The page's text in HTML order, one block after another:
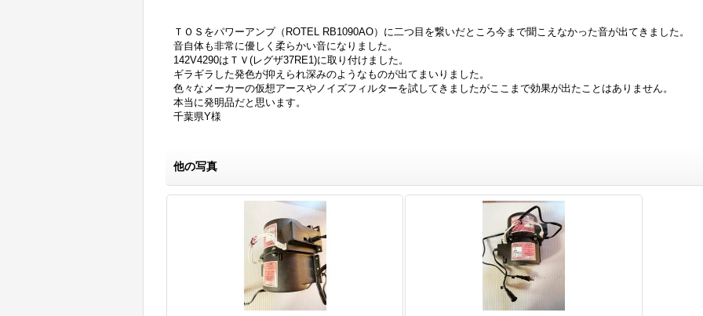
ＴＯＳをパワーアンプ（ROTEL RB1090AO）に二つ目を繋いだところ今まで聞こえなかった音が出てきました。
音自体も非常に優しく柔らかい音になりました。
142V4290はＴＶ(レグザ37RE1)に取り付けました。
ギラギラした発色が抑えられ深みのようなものが出てまいりました。
色々なメーカーの仮想アースやノイズフィルターを試してきましたがここまで効果が出たことはありません。
本当に発明品だと思います。
千葉県Y様
他の写真